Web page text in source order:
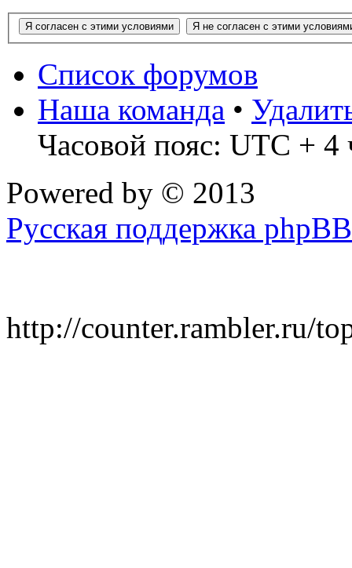
Список форумов
Наша команда •
Часовой пояс: UTC + 4
Powered by © 2013
Русская поддержка phpBB
http://counter.rambler.ru/